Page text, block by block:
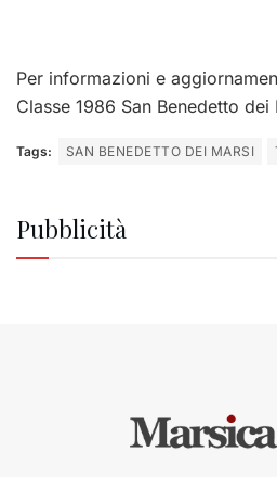
Per informazioni e
Classe 1986 San Benedetto dei
Tags: SAN BENEDETTO DEI MARSI
Pubblicità